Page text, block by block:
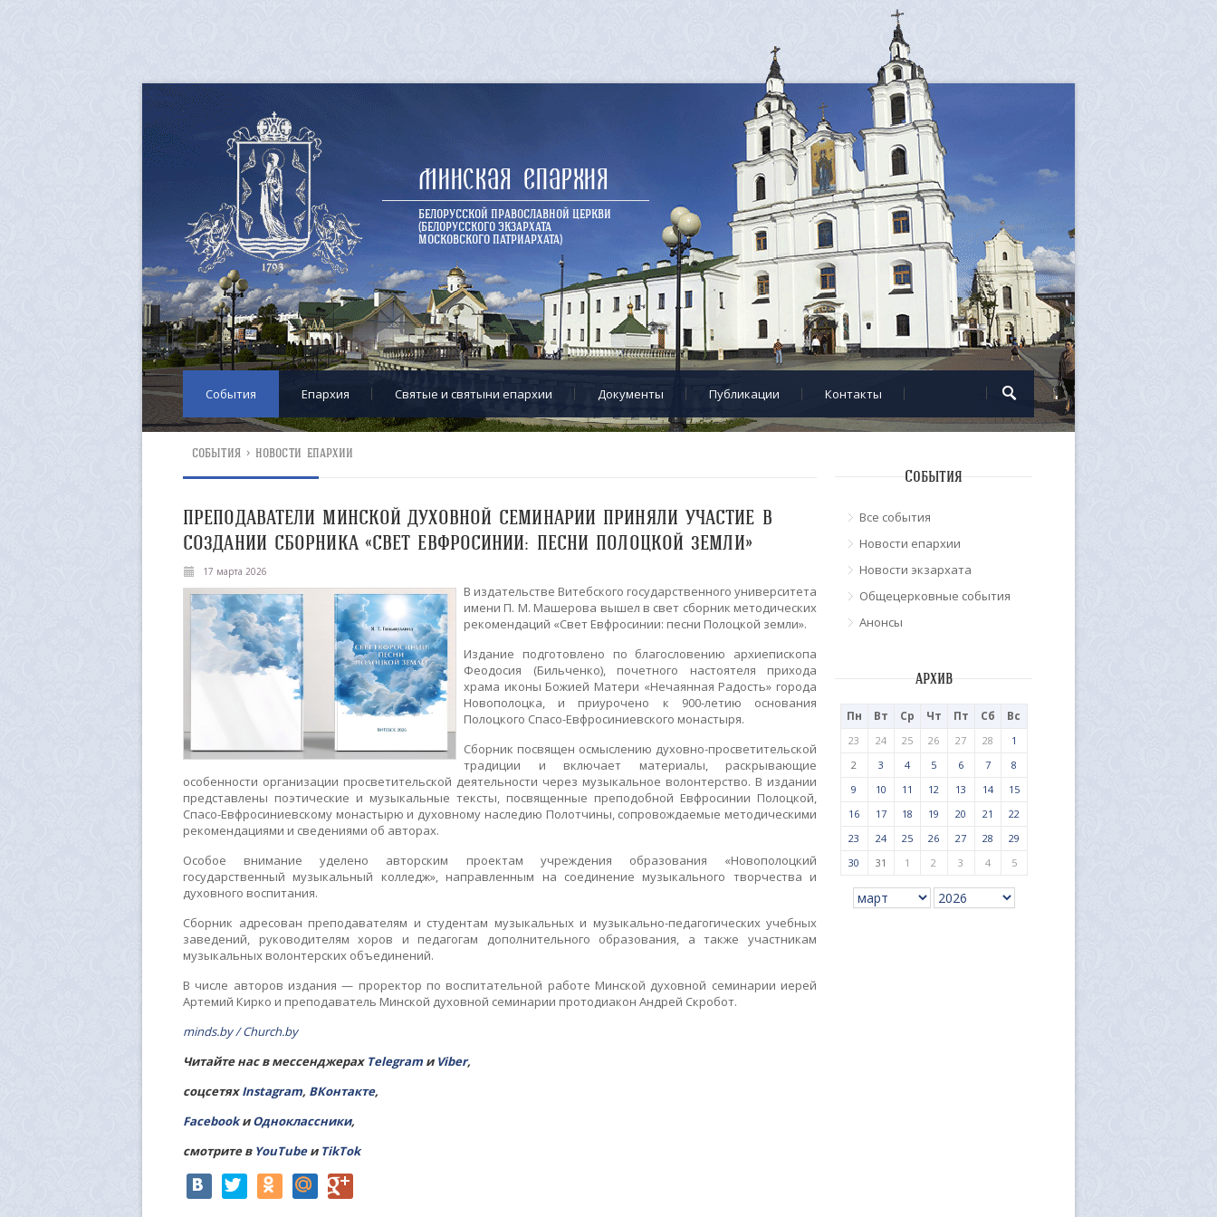
Минская епархия
БЕЛОРУССКОЙ ПРАВОСЛАВНОЙ ЦЕРКВИ
(БЕЛОРУССКОГО ЭКЗАРХАТА
МОСКОВСКОГО ПАТРИАРХАТА)
События Епархия Cвятые и святыни епархии Документы Публикации Контакты
СОБЫТИЯ>НОВОСТИ ЕПАРХИИ
ПРЕПОДАВАТЕЛИ МИНСКОЙ ДУХОВНОЙ СЕМИНАРИИ ПРИНЯЛИ УЧАСТИЕ В
СОЗДАНИИ СБОРНИКА «СВЕТ ЕВФРОСИНИИ: ПЕСНИ ПОЛОЦКОЙ ЗЕМЛИ»
17 марта 2026
В издательстве Витебского государственного университета
имени П. М. Машерова вышел в свет сборник методических
рекомендаций «Свет Евфросинии: песни Полоцкой земли».
Издание подготовлено по благословению архиепископа
Феодосия (Бильченко), почетного настоятеля прихода
храма иконы Божией Матери «Нечаянная Радость» города
Новополоцка, и приурочено к 900-летию основания
Полоцкого Спасо-Евфросиниевского монастыря.
Сборник посвящен осмыслению духовно-просветительской
традиции и включает материалы, раскрывающие
особенности организации просветительской деятельности через музыкальное волонтерство. В издании
представлены поэтические и музыкальные тексты, посвященные преподобной Евфросинии Полоцкой,
Спасо-Евфросиниевскому монастырю и духовному наследию Полотчины, сопровождаемые методическими
рекомендациями и сведениями об авторах.
Особое внимание уделено авторским проектам учреждения образования «Новополоцкий
государственный музыкальный колледж», направленным на соединение музыкального творчества и
духовного воспитания.
Сборник адресован преподавателям и студентам музыкальных и музыкально-педагогических учебных
заведений, руководителям хоров и педагогам дополнительного образования, а также участникам
музыкальных волонтерских объединений.
В числе авторов издания — проректор по воспитательной работе Минской духовной семинарии иерей
Артемий Кирко и преподаватель Минской духовной семинарии протодиакон Андрей Скробот.
minds.by/Church.by
Читайте нас в мессенджерах Telegram и Viber,
соцсетяхInstagram, ВКонтакте,
FacebookиОдноклассники,
смотрите в YouTubeи TikTok
События
Все события
Новости епархии
Новости экзархата
Общецерковные события
Анонсы
архив
Пн Вт Ср Чт Пт Сб Вс
23 24 25 26 27 28
1
2
3 4 5 6 7
8
9
10 11 12 13 14
15
16
17 18 19 20 21
22
23
24 25 26 27 28
29
30
31 1 2 3 4 5